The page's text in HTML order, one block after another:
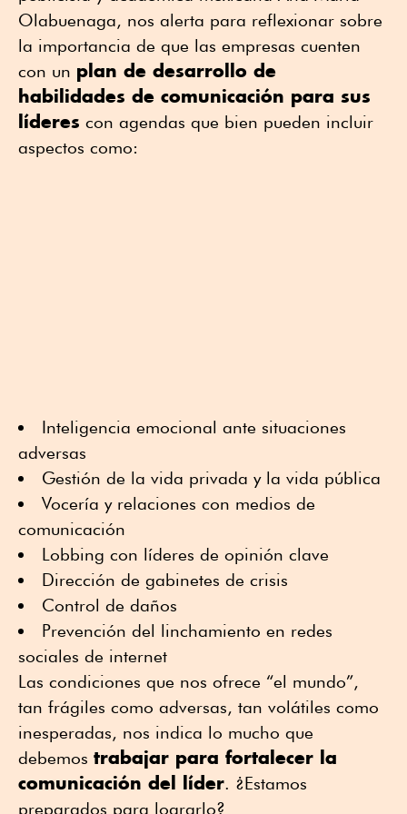
Olabuenaga, nos alerta para reflexionar sobre
la importancia de que las empresas cuenten
con un plan de desarrollo de
habilidades de comunicación para sus
líderes con agendas que bien pueden incluir
aspectos como:
Inteligencia emocional ante situaciones
adversas
Gestión de la vida privada y la vida pública
Vocería y relaciones con medios de
comunicación
Lobbing con líderes de opinión clave
Dirección de gabinetes de crisis
Control de daños
Prevención del linchamiento en redes
sociales de internet
Las condiciones que nos ofrece “el mundo”,
tan frágiles como adversas, tan volátiles como
inesperadas, nos indica lo mucho que
debemos trabajar para fortalecer la
comunicación del líder. ¿Estamos
preparados para lograrlo?